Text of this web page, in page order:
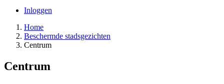
Inloggen
Home
Beschermde stadsgezichten
Centrum
Centrum